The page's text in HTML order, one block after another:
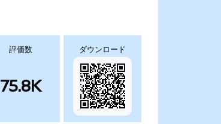
評価数
75.8K
ダウンロード